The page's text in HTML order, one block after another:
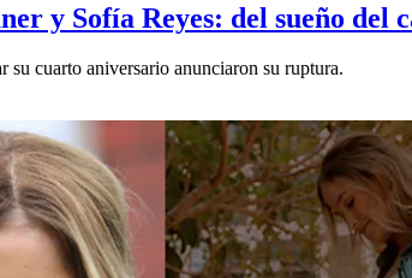
y Sofía Reyes: del sueño del
su cuarto aniversario anunciaron su ruptura.